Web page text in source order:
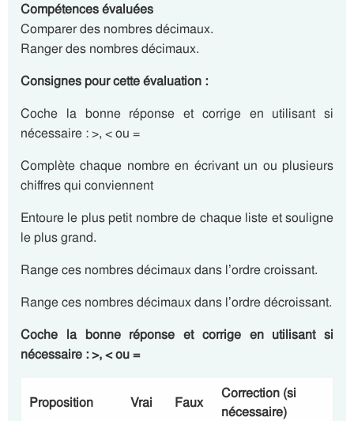
Compétences évaluées
Comparer des nombres décimaux.
Ranger des nombres décimaux.
Consignes pour cette évaluation :
Coche la bonne réponse et corrige en utilisant si
nécessaire : >, < ou =
Complète chaque nombre en écrivant un ou plusieurs
chiffres qui conviennent
Entoure le plus petit nombre de chaque liste et souligne
le plus grand.
Range ces nombres décimaux dans l’ordre croissant.
Range ces nombres décimaux dans l’ordre décroissant.
Coche la bonne réponse et corrige en utilisant si
nécessaire :>, < ou =
Proposition Vrai Faux
Correction (si
nécessaire)